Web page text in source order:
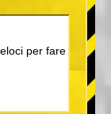
per fare